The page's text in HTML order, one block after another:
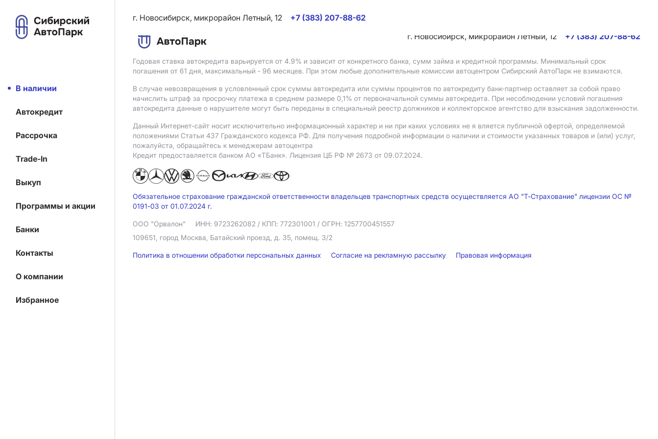
В наличии
Автокредит
Рассрочка
Trade-In
Выкуп
Программы и акции
Банки
Контакты
О компании
Избранное
г. Новосибирск, микрорайон Летный, 12
+7 (383) 207-88-62
г. Новосибирск, микрорайон Летный, 12
+7 (383) 207-88-62
Годовая ставка автокредита варьируется от 4.9% и зависит от конкретного банка, сумм займа и кредитной программы. Минимальный срок
погашения от 61 дня, максимальный - 96 месяцев. При этом любые дополнительные комиссии автоцентром Сибирский АвтоПарк не взимаются.
В случае невозвращения в условленный срок суммы автокредита или суммы процентов по автокредиту банк-партнер оставляет за собой право
начислить штраф за просрочку платежа в среднем размере 0,1% от первоначальной суммы автокредита. При несоблюдении условий погашения
автокредита данные о нарушителе могут быть переданы в специальный реестр должников и коллекторское агентство для взыскания задолженности.
Данный Интернет-сайт носит исключительно информационный характер и ни при каких условиях не я вляется публичной офертой, определяемой
положениями Статьи 437 Гражданского кодекса РФ. Для получения подробной информации о наличии и стоимости указанных товаров и (или) услуг,
пожалуйста, обращайтесь к менеджерам автоцентра
Кредит предоставляется банком АO «ТБанк». Лицензия ЦБ РФ № 2673 от 09.07.2024.
Обязательное страхование гражданской ответственности владельцев транспортных средств осуществляется АО "Т-Страхование" лицензии ОС №
0191-03 от 01.07.2024 г.
ООО "Орвалон" ИНН: 9723262082 / КПП: 772301001 / ОГРН: 1257700451557
109651, город Москва, Батайский проезд, д. 35, помещ. 3/2
Политика в отношении обработки персональных данных Согласие на рекламную рассылку Правовая информация